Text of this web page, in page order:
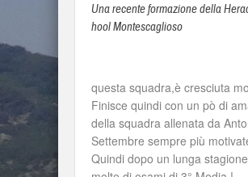
Una recente formazione della
hool Montescaglioso
questa squadra,è cresciuta
Finisce quindi con un pò di
della squadra allenata da
Settembre sempre più
Quindi dopo un lunga